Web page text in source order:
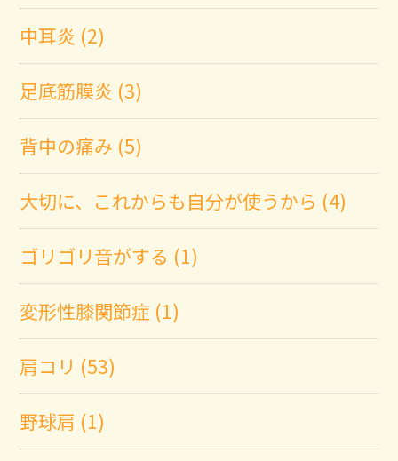
中耳炎 (2)
足底筋膜炎 (3)
背中の痛み (5)
大切に、これからも自分が使うから (4)
ゴリゴリ音がする (1)
変形性膝関節症 (1)
肩コリ (53)
野球肩 (1)